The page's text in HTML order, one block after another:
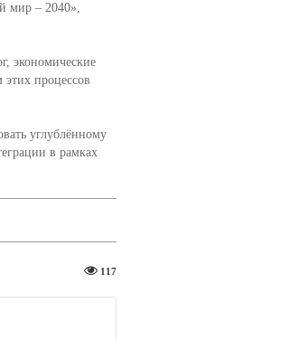
мир – 2040»,
экономические
этих процессов
углублённому
в рамках
117